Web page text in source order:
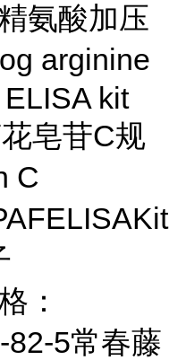
氨酸加压
arginine
kit
皂苷C规
C
：
5常春藤